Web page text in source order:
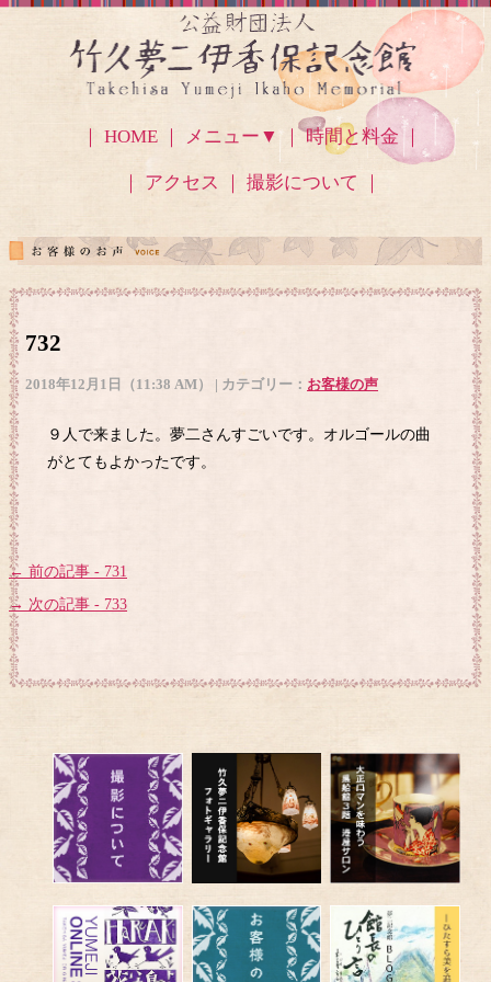
｜ HOME ｜ メニュー▼ ｜ 時間と料金 ｜
｜ アクセス ｜ 撮影について ｜
732
2018年12月1日（11:38 AM） | カテゴリー： お客様の声
９人で来ました。夢二さんすごいです。オルゴールの曲
がとてもよかったです。
← 前の記事 - 731
→ 次の記事 - 733